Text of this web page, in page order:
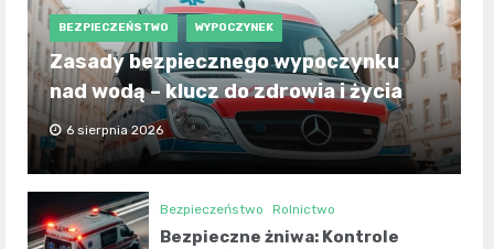
BEZPIECZEŃSTWO WYPOCZYNEK
Zasady bezpiecznego wypoczynku
nad wodą – klucz do zdrowia i życia
6 sierpnia 2026
Bezpieczeństwo Rolnictwo
Bezpieczne żniwa: Kontrole